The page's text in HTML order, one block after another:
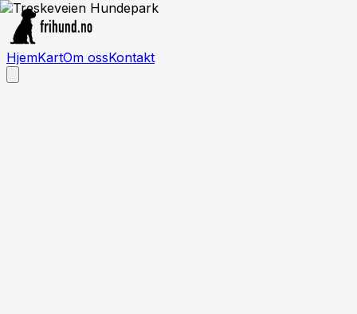
HjemKartOm ossKontakt